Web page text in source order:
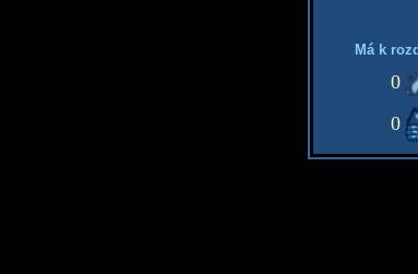
Má k
0
0